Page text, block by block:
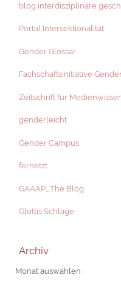
blog interdisziplinäre
Portal Intersektionalität
Gender Glossar
Fachschaftsinitiative
Zeitschrift für
genderleicht
Gender Campus
fernetzt
GAAAP_The Blog
Glottis Schläge
Archiv
Archiv